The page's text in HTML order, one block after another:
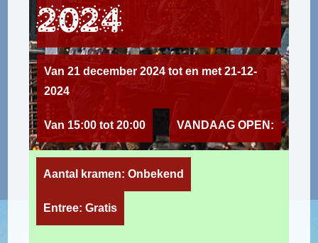
2024
Van 21 december 2024 tot en met 21-12-
2024
VANDAAG OPEN:
Van 15:00 tot 20:00
Aantal kramen: Onbekend
Entree: Gratis